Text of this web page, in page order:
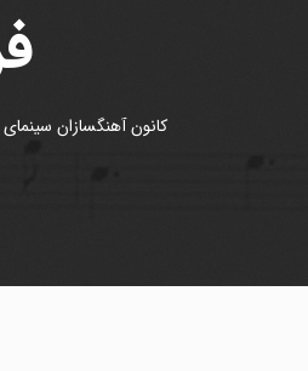
کانون آهنگسازان سینمای